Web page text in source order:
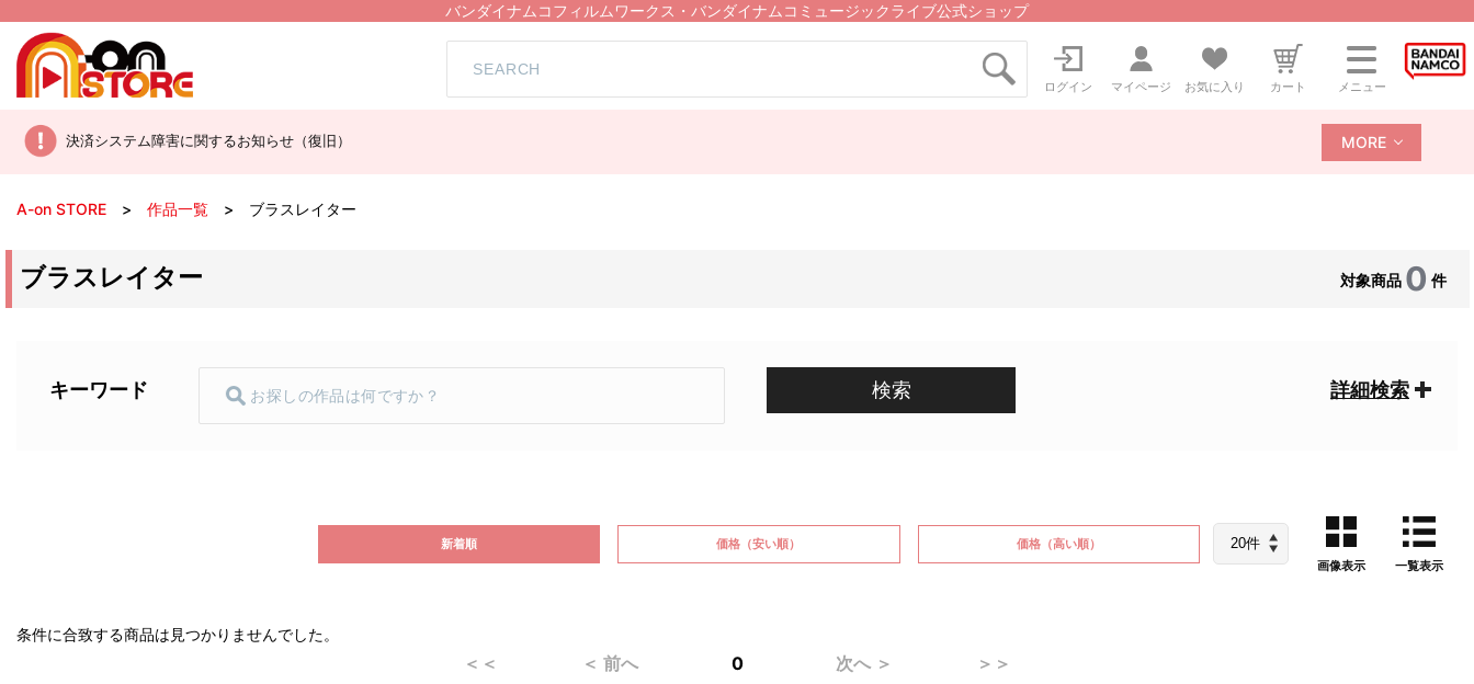
バンダイナムコフィルムワークス・バンダイナムコミュージックライブ公式ショップ
ログイン マイページ お気に入り カート メニュー
決済システム障害に関するお知らせ（復旧） MORE
A-on STORE 作品一覧 ブラスレイター
ブラスレイター 対象商品 0 件
キーワード 検索 詳細検索
新着順 価格 （安い順） 価格（高い順）
画像表示
一覧表示
条件に合致する商品は見つかりませんでした。
＜＜ ＜ 前へ 0 次へ ＞ ＞＞